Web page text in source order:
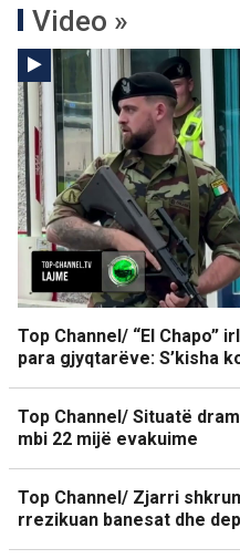
Video »
Top Channel/ “El Chapo”
para gjyqtarëve: S’kisha
Top Channel/ Situatë
mbi 22 mijë evakuime
Top Channel/ Zjarri
rrezikuan banesat dhe